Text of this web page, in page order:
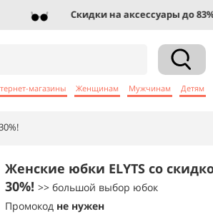
Скидки на аксессуары до 83%!
магазины Женщинам Мужчинам Детям
Женские юбки ELYTS со
30%! >> большой выбор юбок
Промокод не нужен